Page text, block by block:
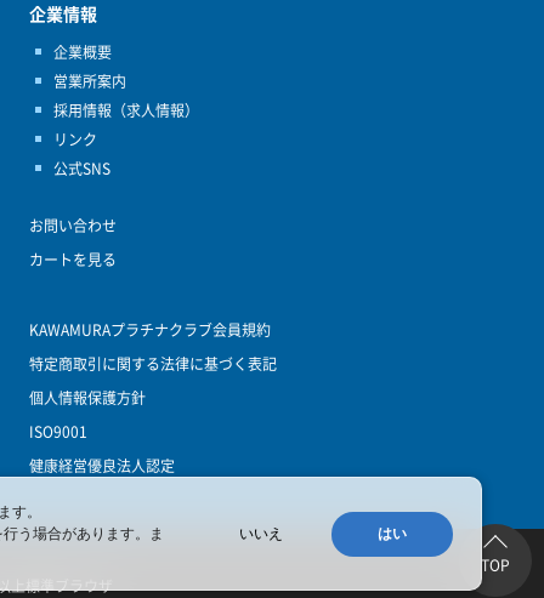
TOP
企業情報
企業概要
営業所案内
採用情報（求人情報）
リンク
公式SNS
お問い合わせ
カートを見る
KAWAMURAプラチナクラブ会員規約
特定商取引に関する法律に基づく表記
個人情報保護方針
ISO9001
健康経営優良法人認定
標準ブラウザ
す。
う場合があります。ま
いいえ はい